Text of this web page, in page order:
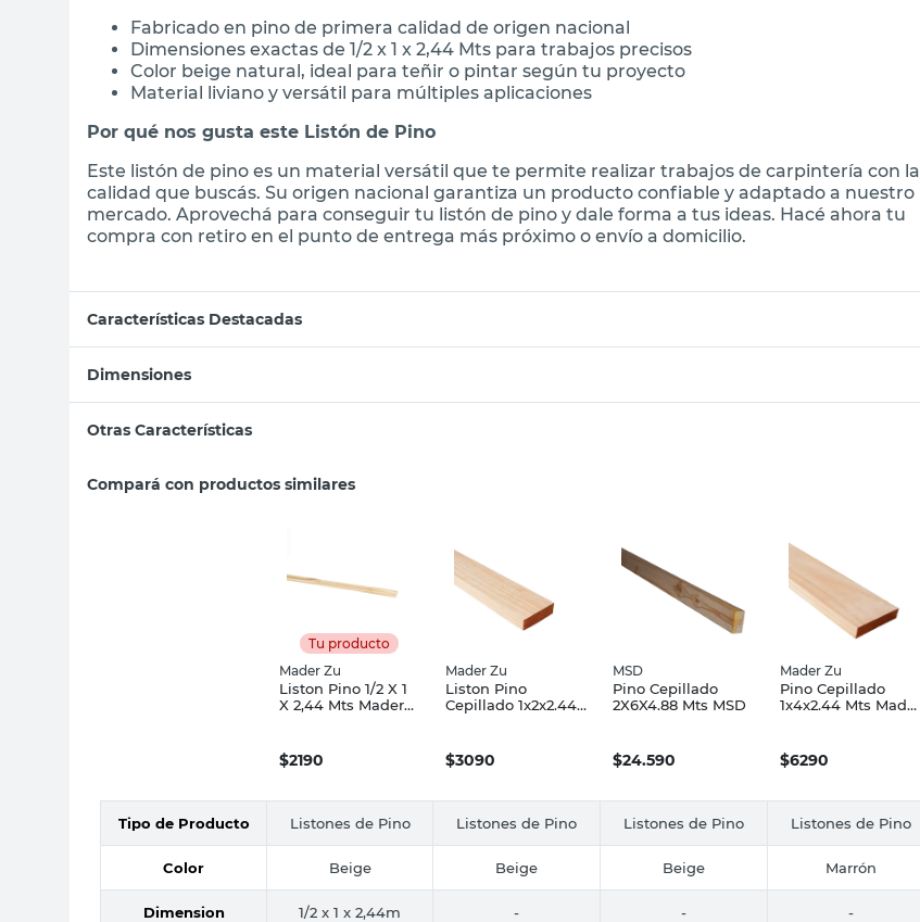
Fabricado en pino de primera calidad de origen nacional
Dimensiones exactas de 1/2 x 1 x 2,44 Mts para trabajos precisos
Color beige natural, ideal para teñir o pintar según tu proyecto
Material liviano y versátil para múltiples aplicaciones
Por qué nos gusta este Listón de Pino
Este listón de pino es un material versátil que te permite realizar trabajos de carpintería con la
calidad que buscás. Su origen nacional garantiza un producto confiable y adaptado a nuestro
mercado. Aprovechá para conseguir tu listón de pino y dale forma a tus ideas. Hacé ahora tu
compra con retiro en el punto de entrega más próximo o envío a domicilio.
Características Destacadas
Dimensiones
Otras Características
Compará con productos similares
Tu producto
Mader Zu
Liston Pino 1/2 X 1
X 2,44 Mts Mader
$2190
Mader Zu
Liston Pino
Cepillado 1x2x2.44
$3090
MSD
Pino Cepillado
2X6X4.88 Mts MSD
$24.590
Mader Zu
Pino Cepillado
1x4x2.44 Mts Mader
$6290
Tipo de Producto Listones de Pino Listones de Pino Listones de Pino Listones de Pino
Color Beige Beige Beige Marrón
Dimension 1/2 x 1 x 2,44m - - -